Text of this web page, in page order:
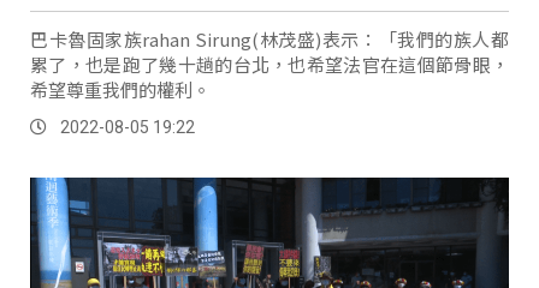
巴卡魯固家族rahan Sirung(林茂盛)表示：「我們的族人都
累了，也是跑了幾十趟的台北，也希望法官在這個節骨眼，
希望尊重我們的權利。
2022-08-05 19:22